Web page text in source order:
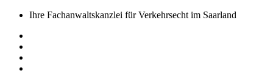
Springe
Inhalt
Ihre Fachanwaltskanzlei für Verkehrsecht im Saarland